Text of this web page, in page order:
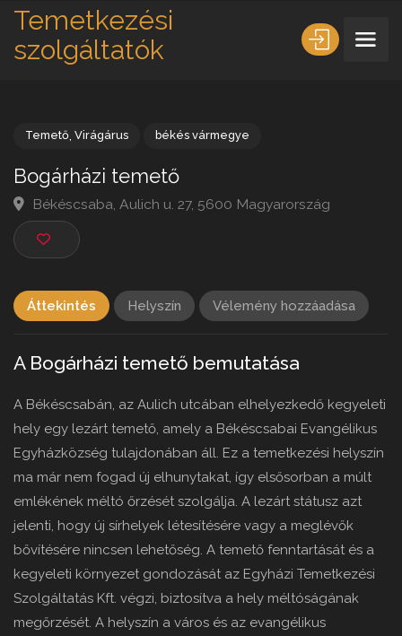
Temetkezési
szolgáltatók
Bogárházi temető
Békéscsaba, Aulich u. 27, 5600 Magyarország
Áttekintés Helyszín Vélemény hozzáadása
A Bogárházi temető bemutatása
A Békéscsabán, az Aulich utcában elhelyezkedő kegyeleti
hely egy lezárt temető, amely a Békéscsabai Evangélikus
Egyházközség tulajdonában áll. Ez a temetkezési helyszín
ma már nem fogad új elhunytakat, így elsősorban a múlt
emlékének méltó őrzését szolgálja. A lezárt státusz azt
jelenti, hogy új sírhelyek létesítésére vagy a meglévők
bővítésére nincsen lehetőség. A temető fenntartását és a
kegyeleti környezet gondozását az Egyházi Temetkezési
Szolgáltatás Kft. végzi, biztosítva a hely méltóságának
megőrzését. A helyszín a város és az evangélikus